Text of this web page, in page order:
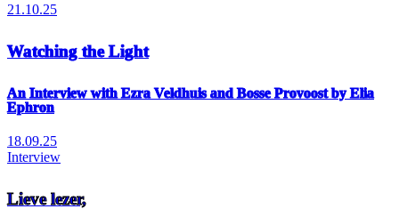
21.10.25
Watching the Light
An Interview with Ezra Veldhuis and Bosse Provoost by Elia
Ephron
18.09.25
Interview
Lieve lezer,